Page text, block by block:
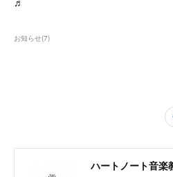
お知らせ(7)
ハートノート音楽